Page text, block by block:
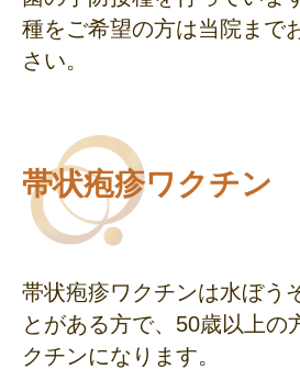
種をご希望の方は当院まで
さい。
帯状疱疹ワクチン
帯状疱疹ワクチンは水ぼう
とがある方で、50歳以上の
クチンになります。